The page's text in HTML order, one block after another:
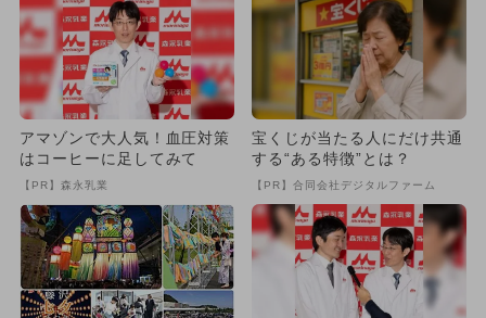
アマゾンで大人気！血圧対策
はコーヒーに足してみて
【PR】森永乳業
宝くじが当たる人にだけ共通
する“ある特徴”とは？
【PR】合同会社デジタルファーム